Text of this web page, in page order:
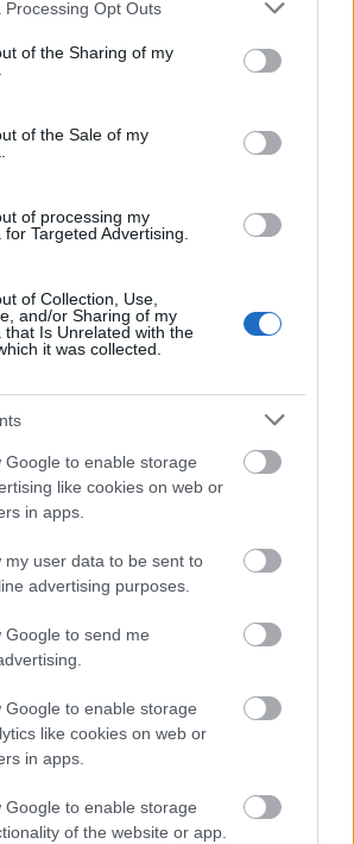
or usage behaviour. You may click to
to Google and its third-party tags to
specified purposes in below Google
Processing Opt Outs
of the Sharing of my
of the Sale of my
of processing my
Targeted Advertising.
of Collection, Use,
and/or Sharing of my
that Is Unrelated with the
it was collected.
Google to enable storage
like cookies on web or
in apps.
my user data to be sent to
advertising purposes.
Google to send me
Google to enable storage
like cookies on web or
in apps.
Google to enable storage
of the website or app.
alakítottak ki a szervezők
ismerkedhetnek.